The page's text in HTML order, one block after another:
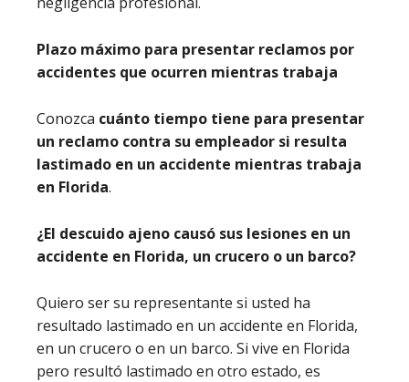
Plazo máximo para presentar reclamos por
accidentes que ocurren mientras trabaja
Conozca cuánto tiempo tiene para presentar
un reclamo contra su empleador si resulta
lastimado en un accidente mientras trabaja
en Florida.
¿El descuido ajeno causó sus lesiones en un
accidente en Florida, un crucero o un barco?
Quiero ser su representante si usted ha
resultado lastimado en un accidente en Florida,
en un crucero o en un barco. Si vive en Florida
pero resultó lastimado en otro estado, es